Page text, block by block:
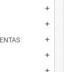
add
add
add
add